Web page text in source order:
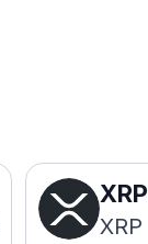
XRP
XRP